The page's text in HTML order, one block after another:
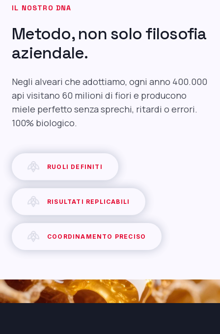
IL NOSTRO DNA
Metodo, non solo filosofia
aziendale.
Negli alveari che adottiamo, ogni anno 400.000
api visitano 60 milioni di fiori e producono
miele perfetto senza sprechi, ritardi o errori.
100% biologico.
RUOLI DEFINITI
RISULTATI REPLICABILI
COORDINAMENTO PRECISO